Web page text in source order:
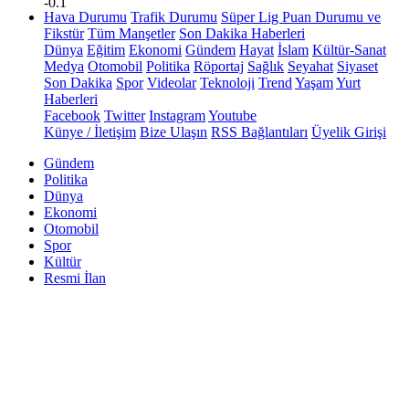
Hava Durumu Trafik Durumu Süper Lig Puan Durumu ve
Fikstür Tüm Manşetler Son Dakika Haberleri
Dünya Eğitim Ekonomi Gündem Hayat İslam Kültür-Sanat
Medya Otomobil Politika Röportaj Sağlık Seyahat Siyaset
Son Dakika Spor Videolar Teknoloji Trend YaşamYurt
Haberleri
Facebook Twitter InstagramYoutube
Künye / İletişim Bize Ulaşın RSS Bağlantıları Üyelik Girişi
Gündem
Politika
Dünya
Ekonomi
Otomobil
Spor
Kültür
Resmi İlan